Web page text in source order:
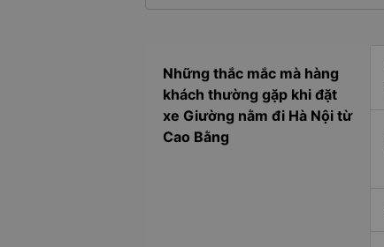
Những thắc mắc mà hàng
khách thường gặp khi đặt
xe Giường nằm đi Hà Nội từ
Cao Bằng